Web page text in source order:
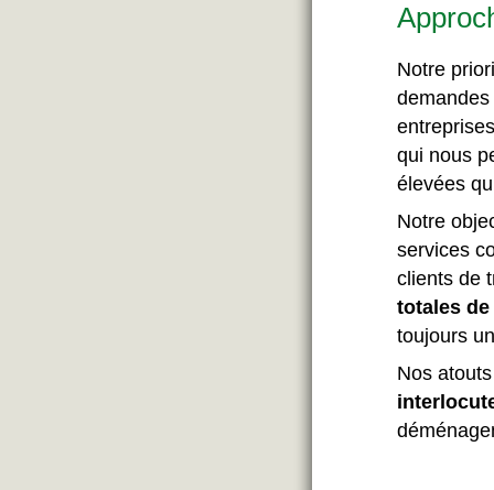
Notre
qui nous
élevées
Notre
services
clients de
totales
toujours
Nos